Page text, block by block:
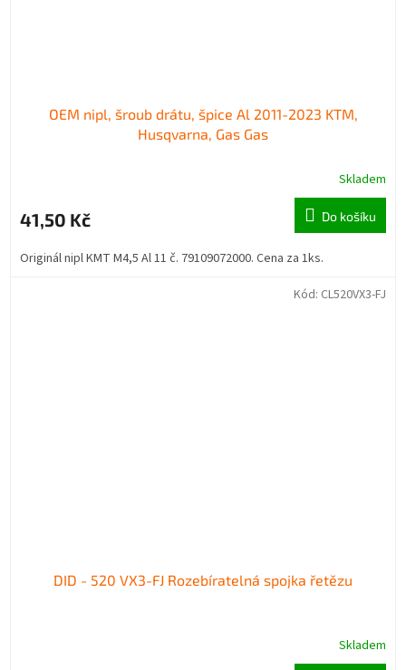
OEM nipl, šroub drátu, špice Al 2011-2023 KTM,
Husqvarna, Gas Gas
Skladem
41,50 Kč Do košíku
Originál nipl KMT M4,5 Al 11 č. 79109072000. Cena za 1ks.
DID - 520 VX3-FJ Rozebíratelná spojka řetězu
Skladem
Kód: CL520VX3-FJ